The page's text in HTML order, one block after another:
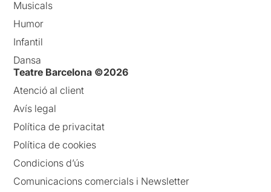
Musicals
Humor
Infantil
Dansa
Teatre Barcelona ©2026
Atenció al client
Avís legal
Política de privacitat
Política de cookies
Condicions d’ús
Comunicacions comercials i Newsletter